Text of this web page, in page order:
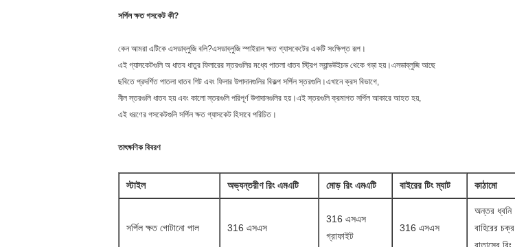
সর্পিল ক্ষত গসকেট কী?
কেন আমরা এটিকে এসডাব্লুজি বলি?এসডাব্লুজি স্পাইরাল ক্ষত গ্যাসকেটের একটি সংক্ষিপ্ত রূপ।
এই গ্যাসকেটগুলি অ ধাতব ধাতুর ফিলারের স্তরগুলির মধ্যে পাতলা ধাতব স্ট্রিপ স্যান্ডউইচড থেকে গড়া হয়।এসডাব্লুজি আছে
ছবিতে প্রদর্শিত পাতলা ধাতব শিট এবং ফিলার উপাদানগুলির বিকল্প সর্পিল স্তরগুলি।এখানে ক্রস বিভাগে,
নীল স্তরগুলি ধাতব হয় এবং কালো স্তরগুলি পরিপূর্ণ উপাদানগুলির হয়।এই স্তরগুলি ক্রমাগত সর্পিল আকারে আহত হয়,
এই ধরণের গসকেটগুলি সর্পিল ক্ষত গ্যাসকেট হিসাবে পরিচিত।
তাৎক্ষণিক বিবরণ
স্টাইল অভ্যন্তরীণ রিং এমএটি মোড় রিং এমএটি বাইরের টিং ম্যাট কাঠামো
সর্পিল ক্ষত গোটানো পাল 316 এসএস
316 এসএস
গ্রাফাইট
316 এসএস
অন্তর ধ্বনি
বাহিরের চক্র